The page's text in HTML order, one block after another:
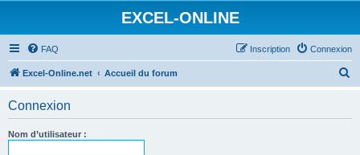
EXCEL-ONLINE
FAQ Connexion
Inscription
Excel-Online.net Accueil du forum
Connexion
Nom d’utilisateur :